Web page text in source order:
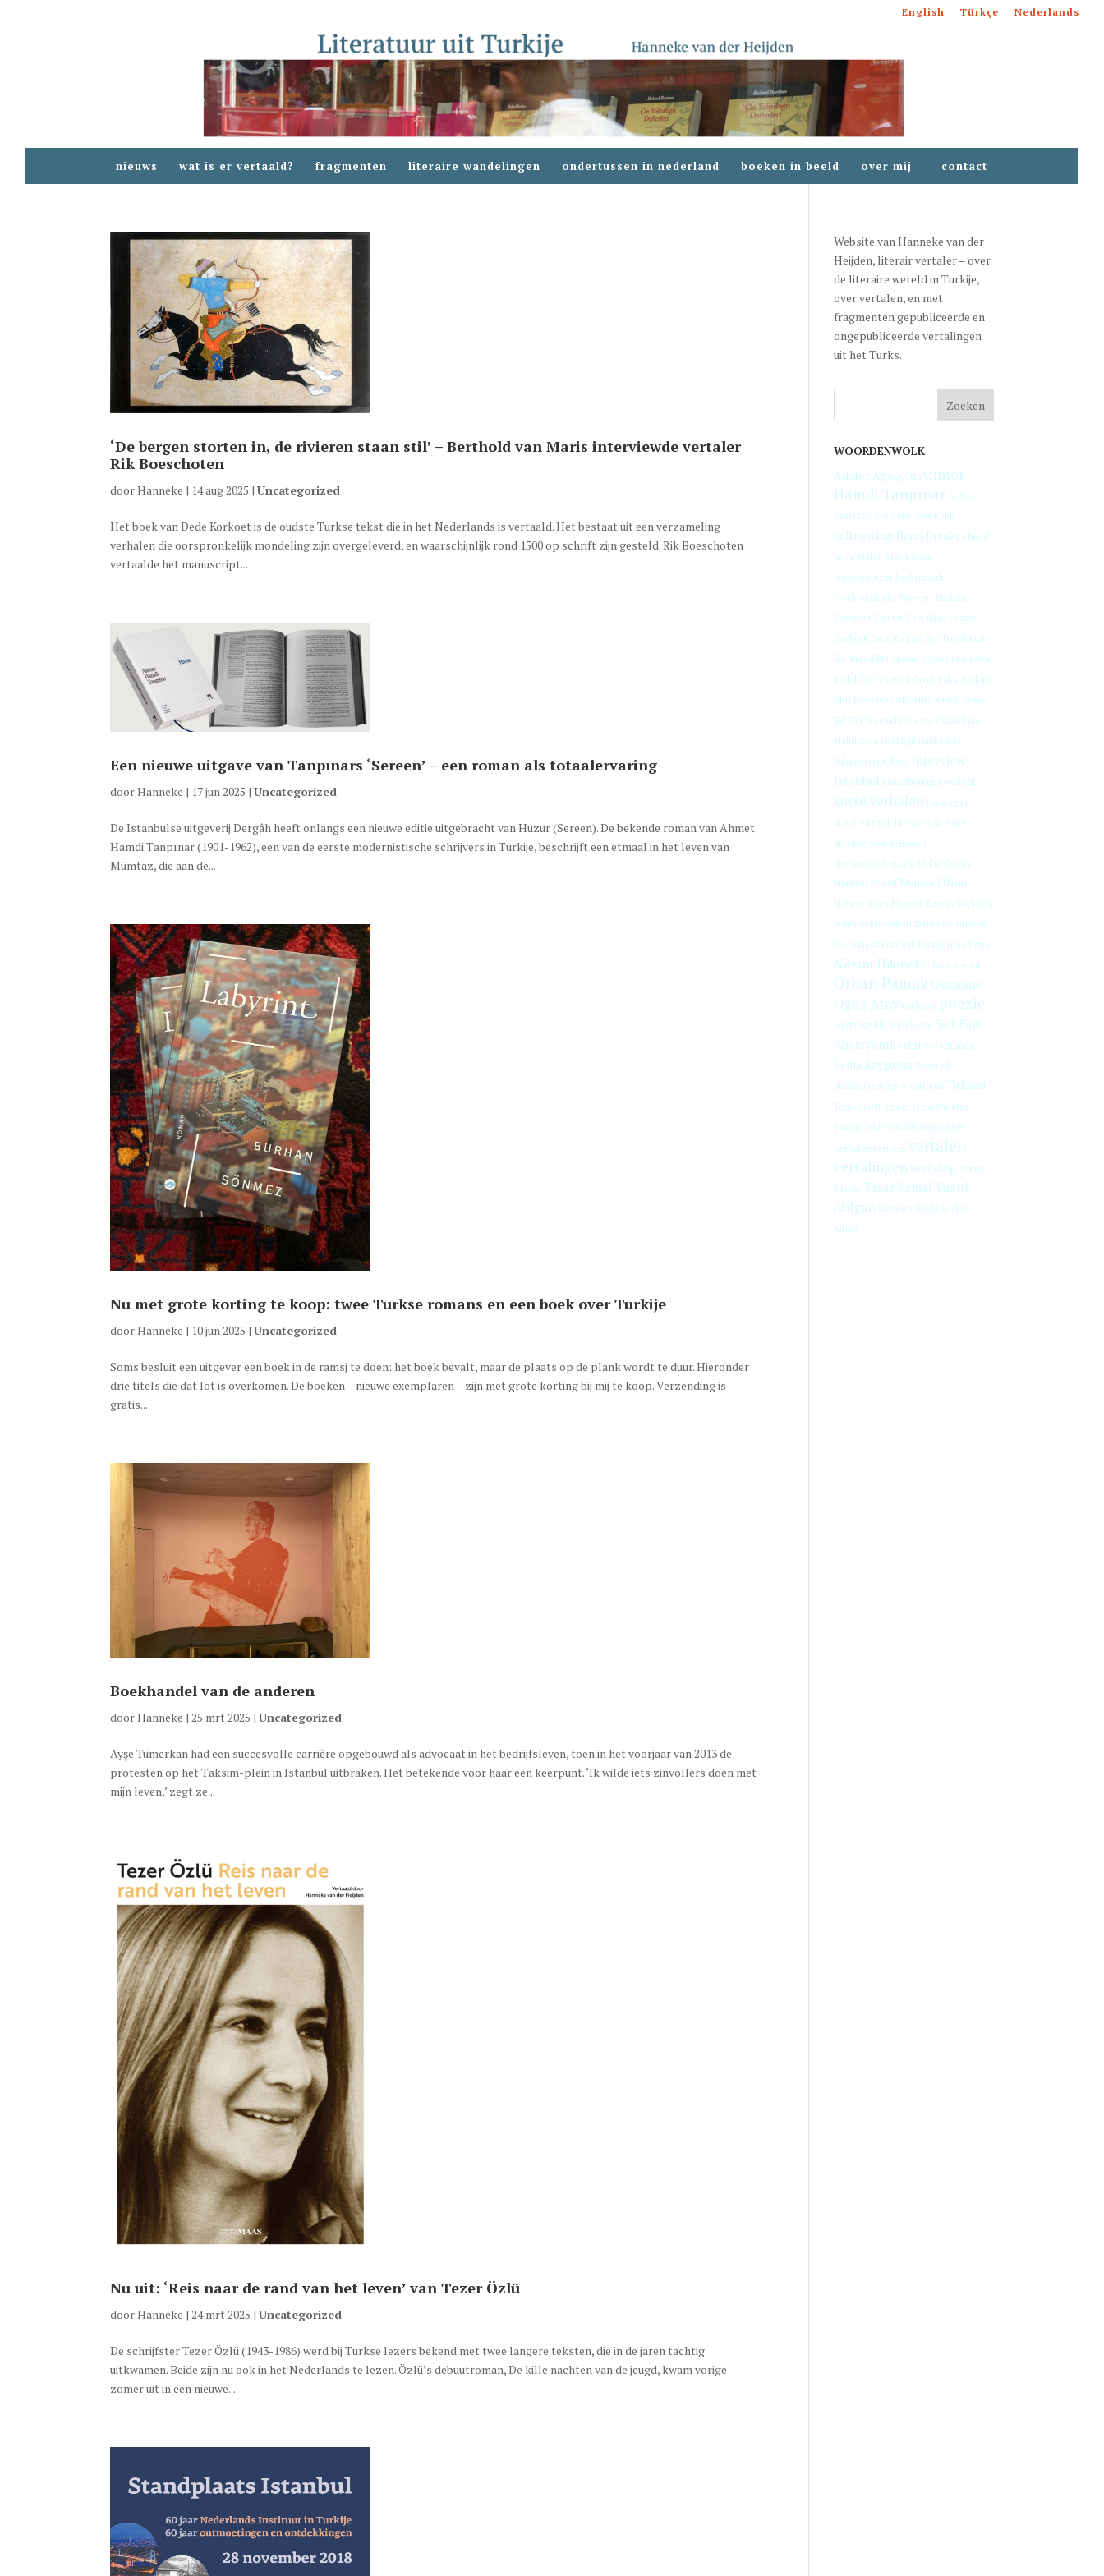
English Türkçe Nederlands
nieuws wat is er vertaald? fragmenten literaire wandelingen ondertussen in nederland boeken in beeld over mij contact
‘De bergen storten in, de rivieren staan stil’ – Berthold van Maris interviewde vertaler
Rik Boeschoten
doorHanneke | 14 aug 2025 |Uncategorized
Het boek van Dede Korkoet is de oudste Turkse tekst die in het Nederlands is vertaald. Het bestaat uit een verzameling
verhalen die oorspronkelijk mondeling zijn overgeleverd, en waarschijnlijk rond 1500 op schrift zijn gesteld. Rik Boeschoten
vertaalde het manuscript...
Een nieuwe uitgave van Tanpınars ‘Sereen’ – een roman als totaalervaring
doorHanneke | 17 jun 2025 |Uncategorized
De Istanbulse uitgeverij Dergâh heeft onlangs een nieuwe editie uitgebracht van Huzur (Sereen). De bekende roman van Ahmet
Hamdi Tanpınar (1901-1962), een van de eerste modernistische schrijvers in Turkije, beschrijft een etmaal in het leven van
Mümtaz, die aan de...
Nu met grote korting te koop: twee Turkse romans en een boek over Turkije
doorHanneke | 10 jun 2025 |Uncategorized
Soms besluit een uitgever een boek in de ramsj te doen: het boek bevalt, maar de plaats op de plank wordt te duur. Hieronder
drie titels die dat lot is overkomen. De boeken – nieuwe exemplaren – zijn met grote korting bij mij te koop. Verzending is
gratis...
Boekhandel van de anderen
doorHanneke |25 mrt 2025 |Uncategorized
Ayşe Tümerkan had een succesvolle carrière opgebouwd als advocaat in het bedrijfsleven, toen in het voorjaar van 2013 de
protesten op het Taksim-plein in Istanbul uitbraken. Het betekende voor haar een keerpunt. ‘Ik wilde iets zinvollers doen met
mijn leven,’ zegt ze...
Nu uit: ‘Reis naar de rand van het leven’ van Tezer Özlü
doorHanneke |24 mrt 2025 |Uncategorized
De schrijfster Tezer Özlü (1943-1986) werd bij Turkse lezers bekend met twee langere teksten, die in de jaren tachtig
uitkwamen. Beide zijn nu ook in het Nederlands te lezen. Özlü’s debuutroman, De kille nachten van de jeugd, kwam vorige
zomer uit in een nieuwe...
Website vanHanneke van der
Heijden, literair vertaler – over
de literaire wereld in Turkije,
over vertalen, en met
fragmenten gepubliceerde en
ongepubliceerde vertalingen
uit het Turks.
WOORDENWOLK
Adalet Ağaoğlu Ahmet
Hamdi Tanpınar Ankara
Arabisch Ara Güler Ayşe Kulin
ballingschap Barış Bıçakçı beeld
Bejan Matur Bilge Karasu
boekenbeurzen boekenmarkt
boekwinkels brieven Burhan
Sönmez Can Öz Ciler Ilhan cultuur
dagboek Dede Korkoet Ece Temelkuran
Efe Murad Elif Shafak English Enis Batur
Erdal Öz Fahrettin Örenli Fakir Baykurt
film foto's Frankrijk Fritz Rudolf Kraus
genres geschiedenis Güzin Dino
Halid Ziya Uşaklıgil Halikarnas
Balıkçısı Halit Refiğ interview
Istanbul kinderboeken Koerdisch
korte verhalen Leylâ Erbil
literaire kritiek literaire non-fictie
literaire wandelingen
literatuuropvatting Mahir Öztaş
Martinus Nijhoff Mehmed Uzun
Mehmet Yaşın Mehmet Zaman Saçlıoğlu
migratie Murathan Mungan muziek
Nederlands Instituut Turkije non-fictie
Nâzım Hikmet Orhan Kemal
Orhan Pamuk Osmaans
Oğuz Atay podcast poëzie
reportage Rik Boeschoten Sait Faik
Abasıyanık schrijversmusea
Sema Kaygusuz Sevim Ak
Shahname strips & cartoons Taksim
Tevfik Fikret Tezer Özlü theater
Turkije Tıflî-verhalen uitgeverijen
verhalenventers vertalen
vertalingenworkshop Yavuz
Ekinci Yaşar Kemal Yusuf
Atılgan Zeynep Köylü Şavkar
Altınel